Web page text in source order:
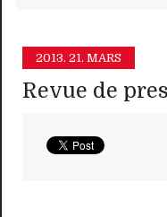
2013. 21. MARS
Revue de